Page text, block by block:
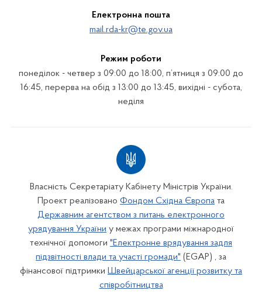
Електронна пошта
mail.rda-kr@te.gov.ua
Режим роботи
понеділок - четвер з 09:00 до 18:00, п’ятниця з 09:00 до
16:45, перерва на обід з 13:00 до 13:45, вихідні - субота,
неділя
Власність Секретаріату Кабінету Міністрів України.
Проект реалізовано Фондом Східна Європа та
Державним агентством з питань електронного
урядування України у межах програми міжнародної
технічної допомоги "Електронне врядування задля
підзвітності влади та участі громади" (EGAP) , за
фінансової підтримки Швейцарської агенції розвитку та
співробітництва